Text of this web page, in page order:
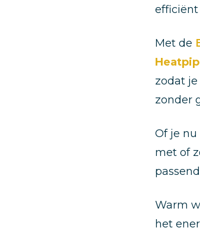
Met de
zodat
zonder
Of je
met of
Warm
het